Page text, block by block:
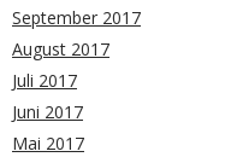
September 2017
August 2017
Juli 2017
Juni 2017
Mai 2017